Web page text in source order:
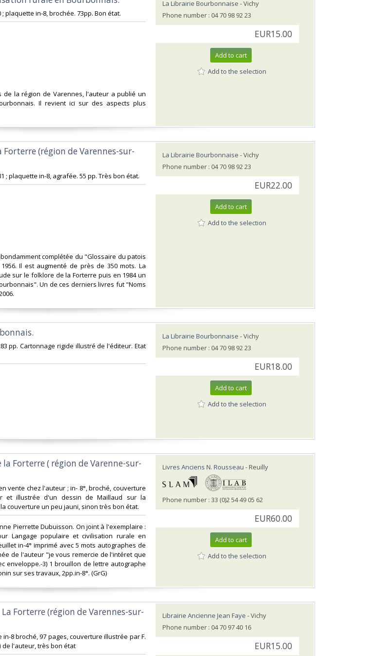
plaquette in-8, brochée. 73pp. Bon état.‎
la région de Varennes, l'auteur a publié un
Il revient ici sur des aspects plus
La Librairie Bourbonnaise - Vichy
Phone number : 04 70 98 92 23
EUR15.00
Add to cart
Add to the selection
(région de Varennes-sur-
; plaquette in-8, agrafée. 55 pp. Très bon état.
complétée du "Glossaire du patois
Il est augmenté de près de 350 mots. La
sur le folklore de la Forterre puis en 1984 un
Un de ces derniers livres fut "Noms
La Librairie Bourbonnaise - Vichy
Phone number : 04 70 98 92 23
EUR22.00
Add to cart
Add to the selection
pp. Cartonnage rigide illustré de l'éditeur. Etat
La Librairie Bourbonnaise - Vichy
Phone number : 04 70 98 92 23
EUR18.00
Add to cart
Add to the selection
la Forterre ( région de Varenne-sur-
vente chez l'auteur ; in- 8°, broché, couverture
et illustrée d'un dessin de Maillaud sur la
couverture un peu jauni, sinon très bon état.
Pierrette Dubuisson. On joint à l'exemplaire :
Langage populaire et civilisation rurale en
in-4° imprimé avec 5 mots autographes de
de l'auteur "je vous remercie de l'intéret que
enveloppe.-3) 1 brouillon de lettre autographe
sur ses travaux, 2pp.in-8°. (GrG)
Livres Anciens N. Rousseau - Reuilly
Phone number : 33 (0)2 54 49 05 62
EUR60.00
Add to cart
Add to the selection
Forterre (région de Varennes-sur-
in-8 broché, 97 pages, couverture illustrée par F.
l'auteur, très bon état‎
Librairie Ancienne Jean Faye - Vichy
Phone number : 04 70 97 40 16
EUR15.00